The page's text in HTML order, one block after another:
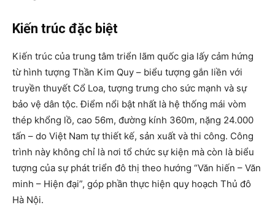
Kiến trúc đặc biệt
Kiến trúc của trung tâm triển lãm quốc gia lấy cảm hứng
từ hình tượng Thần Kim Quy – biểu tượng gắn liền với
truyền thuyết Cổ Loa, tượng trưng cho sức mạnh và sự
bảo vệ dân tộc. Điểm nổi bật nhất là hệ thống mái vòm
thép khổng lồ, cao 56m, đường kính 360m, nặng 24.000
tấn – do Việt Nam tự thiết kế, sản xuất và thi công. Công
trình này không chỉ là nơi tổ chức sự kiện mà còn là biểu
tượng của sự phát triển đô thị theo hướng “Văn hiến – Văn
minh – Hiện đại”, góp phần thực hiện quy hoạch Thủ đô
Hà Nội.